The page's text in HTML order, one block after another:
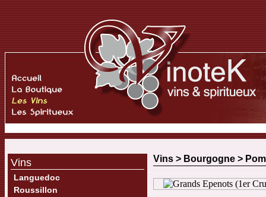
Vins
Languedoc
Roussillon
Vins > Bourgogne >